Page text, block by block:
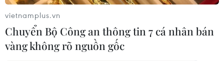
vietnamplus.vn
Chuyển Bộ Công an thông tin 7 cá nhân bán
vàng không rõ nguồn gốc